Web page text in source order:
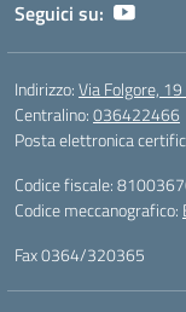
Seguici su:
Indirizzo:Via Folgore,
Centralino:036422466
Posta elettronica
Codice fiscale:
Codice meccanografico:
Fax 0364/320365